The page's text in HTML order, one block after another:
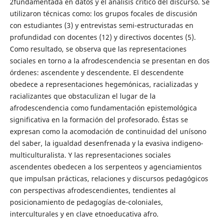
utilizaron técnicas como: los grupos focales de discusión
con estudiantes (3) y entrevistas semi-estructuradas en
profundidad con docentes (12) y directivos docentes (5).
Como resultado, se observa que las representaciones
sociales en torno a la afrodescendencia se presentan en dos
órdenes: ascendente y descendente. El descendente
obedece a representaciones hegemónicas, racializadas y
racializantes que obstaculizan el lugar de la
afrodescendencia como fundamentación epistemológica
significativa en la formación del profesorado. Éstas se
expresan como la acomodación de continuidad del unísono
del saber, la igualdad desenfrenada y la evasiva indigeno-
multiculturalista. Y las representaciones sociales
ascendentes obedecen a los serpenteos y agenciamientos
que impulsan prácticas, relaciones y discursos pedagógicos
con perspectivas afrodescendientes, tendientes al
posicionamiento de pedagogías de-coloniales,
interculturales y en clave etnoeducativa afro.